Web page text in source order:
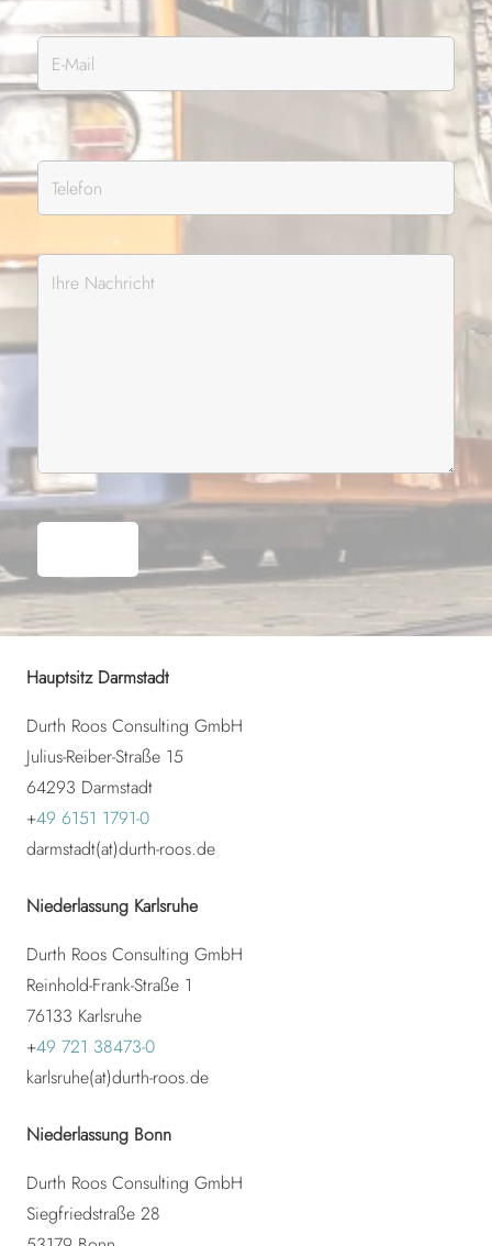
Hauptsitz Darmstadt
Durth Roos Consulting GmbH
Julius-Reiber-Straße 15
64293 Darmstadt
+49 6151 1791-0
darmstadt(at)durth-roos.de
Niederlassung Karlsruhe
Durth Roos Consulting GmbH
Reinhold-Frank-Straße 1
76133 Karlsruhe
+49 721 38473-0
karlsruhe(at)durth-roos.de
Niederlassung Bonn
Durth Roos Consulting GmbH
Siegfriedstraße 28